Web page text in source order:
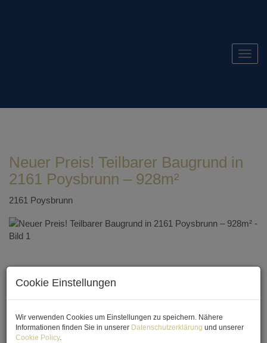
Neuer Preis! Teilbarer Baugrund in
2161 Poysbrunn – 928m²
2161 Poysbrunn
Cookie Einstellungen
Wir verwenden Cookies um Einstellungen zu speichern. Nähere
Informationen finden Sie in unserer Datenschutzerklärung und unserer
Cookie Policy.